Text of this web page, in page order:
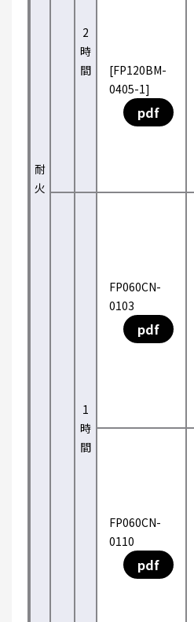
耐
火
2
時
間
[FP120BM-
0405-1]
pdf
1
時
間
FP060CN-
0103
pdf
FP060CN-
0110
pdf